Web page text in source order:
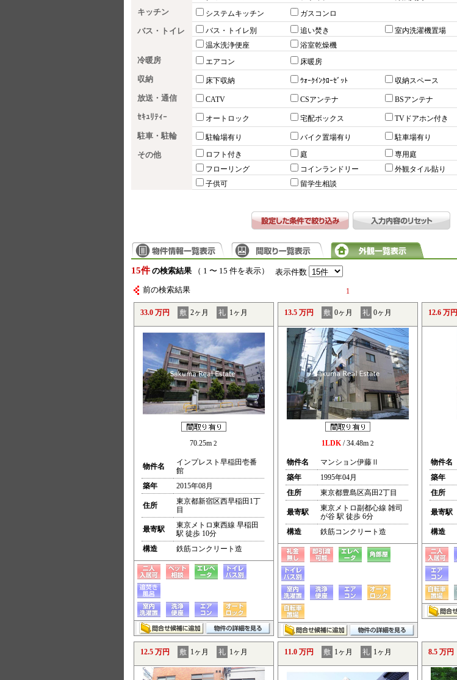
キッチン システムキッチン ガスコンロ
バス・トイレ バス・トイレ別 追い焚き 室内洗濯機置場
温水洗浄便座
浴室乾燥機
冷暖房 エアコン 床暖房
収納 床下収納 ｳｫｰｸｲﾝｸﾛｰｾﾞｯﾄ 収納スペース
放送・通信 CATV CSアンテナ BSアンテナ
ｾｷｭﾘﾃｨｰ オートロック 宅配ボックス TVドアホン付き
駐車・駐輪 駐輪場有り バイク置場有り 駐車場有り
その他 ロフト付き 庭 専用庭
フローリング
コインランドリー 外観タイル貼り
子供可
留学生相談
15件 の検索結果（ 1 〜 15 件を表示） 表示件数
前の検索結果 1
33.0 万円 敷 2ヶ月 礼 1ヶ月
70.25m 2
物件名
インプレスト早稲田壱番
館
築年
2015年08月
住所
東京都新宿区西早稲田1丁
目
最寄駅
東京メトロ東西線 早稲田
駅 徒歩 10分
構造
鉄筋コンクリート造
13.5 万円 敷 0ヶ月 礼 0ヶ月
1LDK/ 34.48m 2
物件名
マンション伊藤Ⅱ
築年
1995年04月
住所
東京都豊島区高田2丁目
最寄駅
東京メトロ副都心線 雑司
が谷 駅 徒歩 6分
構造
鉄筋コンクリート造
12.6 万円
物件名
築年
住所
最寄駅
構造
12.5 万円 敷 1ヶ月 礼 1ヶ月 11.0 万円 敷 1ヶ月 礼 1ヶ月 8.5 万円